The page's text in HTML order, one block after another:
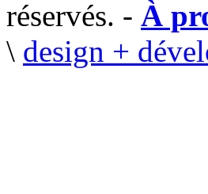
réservés. - À
\ design +